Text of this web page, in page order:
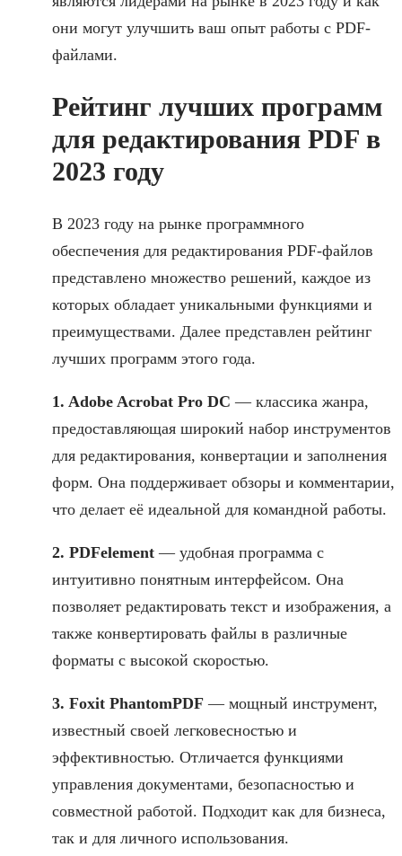
они могут улучшить ваш опыт работы с PDF-
файлами.
Рейтинг лучших программ
для редактирования PDF в
2023 году
В 2023 году на рынке программного
обеспечения для редактирования PDF-файлов
представлено множество решений, каждое из
которых обладает уникальными функциями и
преимуществами. Далее представлен рейтинг
лучших программ этого года.
1. Adobe Acrobat Pro DC — классика жанра,
предоставляющая широкий набор инструментов
для редактирования, конвертации и заполнения
форм. Она поддерживает обзоры и комментарии,
что делает её идеальной для командной работы.
2. PDFelement — удобная программа с
интуитивно понятным интерфейсом. Она
позволяет редактировать текст и изображения, а
также конвертировать файлы в различные
форматы с высокой скоростью.
3. Foxit PhantomPDF — мощный инструмент,
известный своей легковесностью и
эффективностью. Отличается функциями
управления документами, безопасностью и
совместной работой. Подходит как для бизнеса,
так и для личного использования.